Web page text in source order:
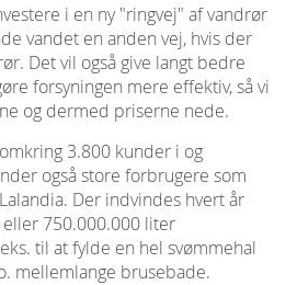
i en ny "ringvej" af vandrør
vandet en anden vej, hvis der
Det vil også give langt bedre
forsyningen mere effektiv, så vi
og dermed priserne nede.
3.800 kunder i og
også store forbrugere som
Der indvindes hvert år
750.000.000 liter
til at fylde en hel svømmehal
mellemlange brusebade.